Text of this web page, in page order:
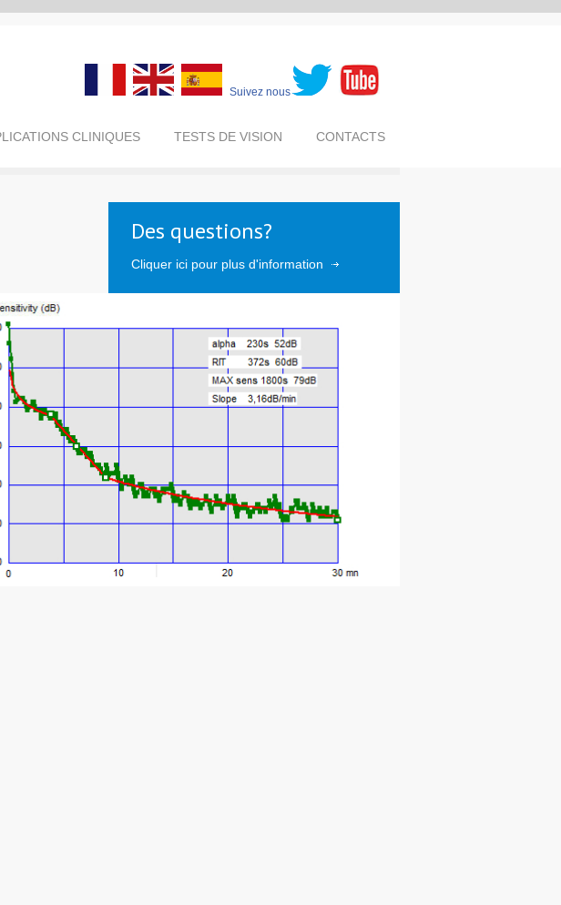
Suivez nous
CLINIQUES TESTS DE VISION CONTACTS
Des questions?
Cliquer ici pour plus d'information